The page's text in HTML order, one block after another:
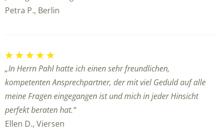
Petra P., Berlin
„In Herrn Pahl hatte ich einen sehr freundlichen,
kompetenten Ansprechpartner, der mit viel Geduld auf alle
meine Fragen eingegangen ist und mich in jeder Hinsicht
perfekt beraten hat.“
Ellen D., Viersen